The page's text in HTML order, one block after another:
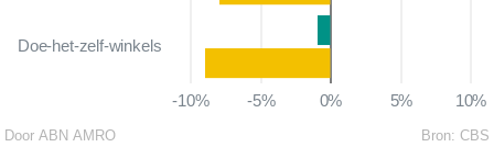
-10% -5% 0% 5% 10%
Bron: CBS
Door ABN AMRO
Doe-het-zelf-winkels